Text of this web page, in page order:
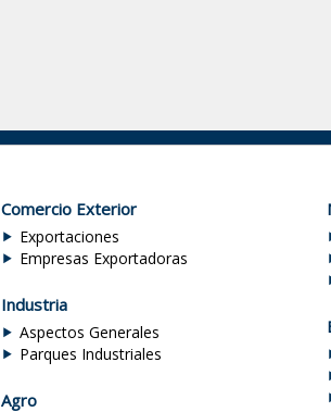
Comercio Exterior
Exportaciones
Empresas Exportadoras
Industria
Aspectos Generales
Parques Industriales
Agro